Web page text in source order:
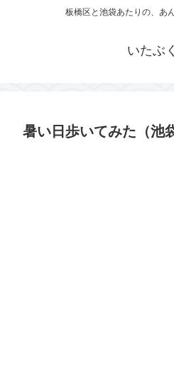
板橋区と池袋あたりの、あ
いたぶ
暑い日歩いてみた（池